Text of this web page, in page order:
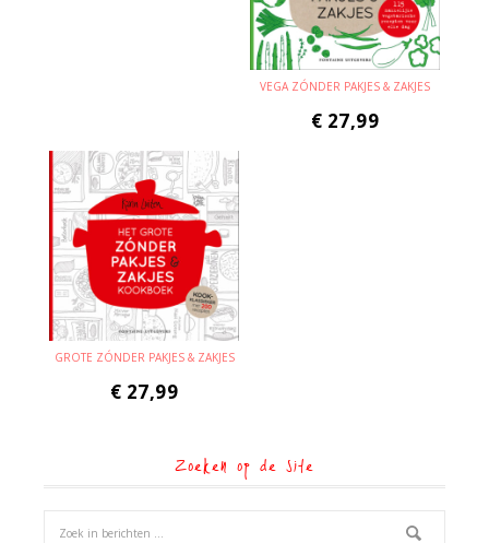
VEGA ZÓNDER PAKJES & ZAKJES
€ 27,99
GROTE ZÓNDER PAKJES & ZAKJES
€ 27,99
Zoeken op de site